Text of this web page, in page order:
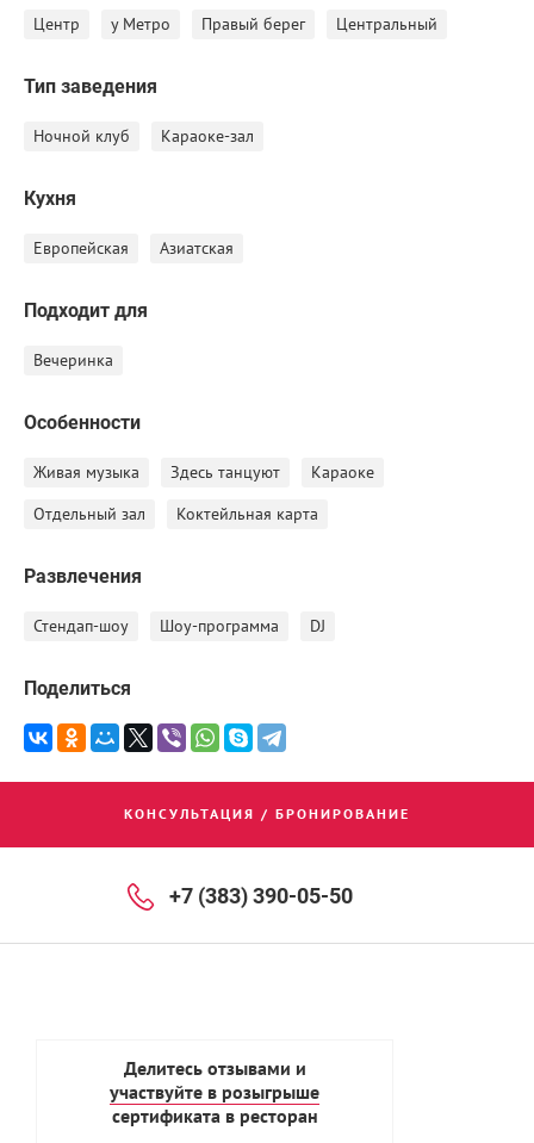
Исполните свои любимые песни в отдельном зале
вокал и харизматичный ведущий.
Приходите, чтобы насладиться неповторимой
незабываемыми!
Центр у Метро Правый берег Центральный
Тип заведения
Ночной клуб Караоке-зал
Кухня
Европейская Азиатская
Подходит для
Вечеринка
Особенности
Живая музыка Здесь танцуют Караоке
Отдельный зал Коктейльная карта
Развлечения
Стендап-шоу Шоу-программа DJ
Поделиться
КОНСУЛЬТАЦИЯ / БРОНИРОВАНИЕ
+7 (383) 390-05-50
Делитесь отзывами и
участвуйте в розыгрыше
сертификата в ресторан